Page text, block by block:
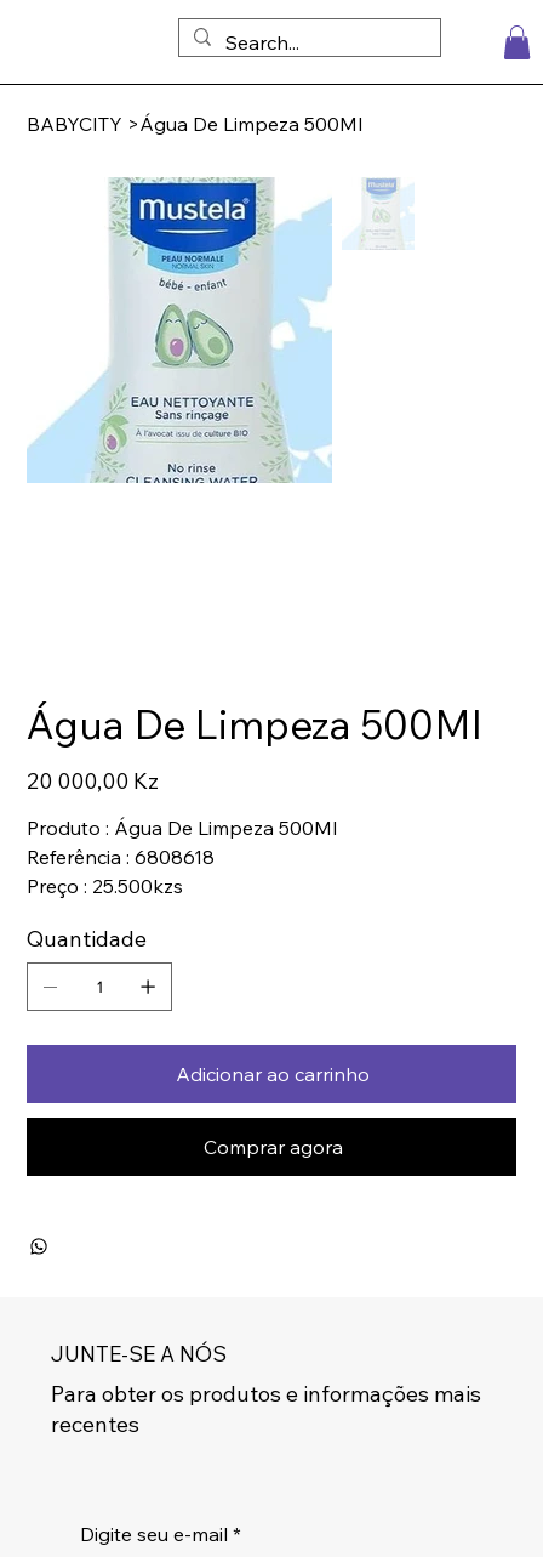
BABYCITY >Água De Limpeza 500Ml
Água De Limpeza 500Ml
Preço
20 000,00 Kz
Produto : Água De Limpeza 500Ml
Referência : 6808618
Preço : 25.500kzs
Quantidade
Adicionar ao carrinho
Comprar agora
JUNTE-SE A NÓS
Para obter os produtos e informações mais
recentes
Digite seu e-mail *